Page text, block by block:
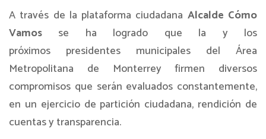
A través de la plataforma ciudadana Alcalde Cómo
Vamos se ha logrado que la y los
próximos presidentes municipales del Área
Metropolitana de Monterrey firmen diversos
compromisos que serán evaluados constantemente,
en un ejercicio de partición ciudadana, rendición de
cuentas y transparencia.